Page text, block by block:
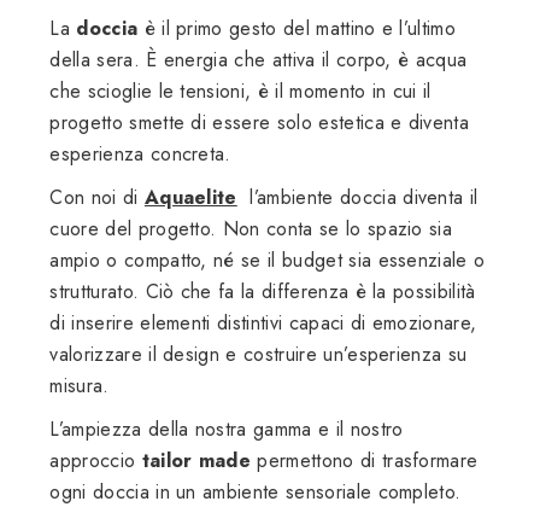
La doccia è il primo gesto del mattino e l’ultimo
della sera. È energia che attiva il corpo, è acqua
che scioglie le tensioni, è il momento in cui il
progetto smette di essere solo estetica e diventa
esperienza concreta.
Con noi di Aquaelite l’ambiente doccia diventa il
cuore del progetto. Non conta se lo spazio sia
ampio o compatto, né se il budget sia essenziale o
strutturato. Ciò che fa la differenza è la possibilità
di inserire elementi distintivi capaci di emozionare,
valorizzare il design e costruire un’esperienza su
misura.
L’ampiezza della nostra gamma e il nostro
approccio tailor made permettono di trasformare
ogni doccia in un ambiente sensoriale completo.